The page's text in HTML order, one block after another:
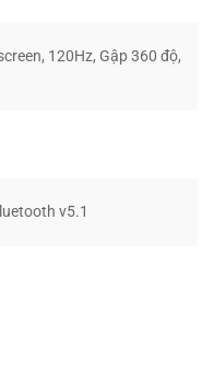
120Hz, Gập 360 độ,
v5.1